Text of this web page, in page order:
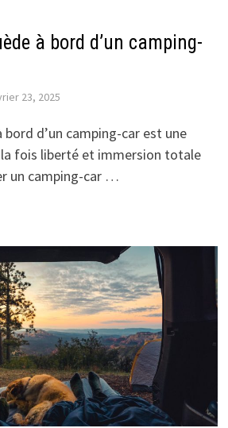
à bord d’un camping-
23, 2025
bord d’un camping-car est une
fois liberté et immersion totale
un camping-car …